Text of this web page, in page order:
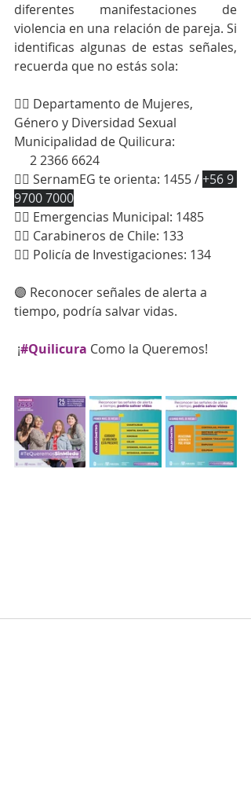
diferentes manifestaciones de
violencia en una relación de pareja. Si
identificas algunas de estas señales,
recuerda que no estás sola:
👉🏻 Departamento de Mujeres,
Género y Diversidad Sexual
Municipalidad de Quilicura:
     2 2366 6624
👉🏻 SernamEG te orienta: 1455 / +56 9
9700 7000
👉🏻 Emergencias Municipal: 1485
👉🏻 Carabineros de Chile: 133
👉🏻 Policía de Investigaciones: 134
🟣 Reconocer señales de alerta a
tiempo, podría salvar vidas.
¡#Quilicura Como la Queremos!